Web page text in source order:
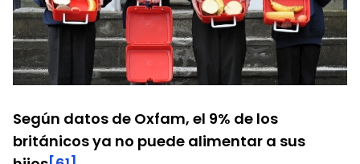
Según datos de Oxfam, el 9% de los
británicos ya no puede alimentar a sus